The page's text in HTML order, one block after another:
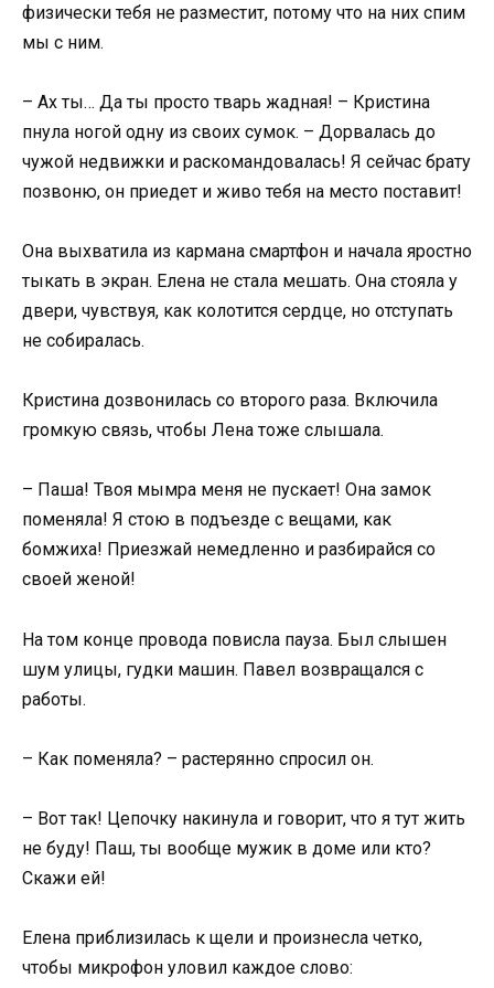
физически тебя не разместит, потому что на них спим
мы с ним.
– Ах ты… Да ты просто тварь жадная! – Кристина
пнула ногой одну из своих сумок. – Дорвалась до
чужой недвижки и раскомандовалась! Я сейчас брату
позвоню, он приедет и живо тебя на место поставит!
Она выхватила из кармана смартфон и начала яростно
тыкать в экран. Елена не стала мешать. Она стояла у
двери, чувствуя, как колотится сердце, но отступать
не собиралась.
Кристина дозвонилась со второго раза. Включила
громкую связь, чтобы Лена тоже слышала.
– Паша! Твоя мымра меня не пускает! Она замок
поменяла! Я стою в подъезде с вещами, как
бомжиха! Приезжай немедленно и разбирайся со
своей женой!
На том конце провода повисла пауза. Был слышен
шум улицы, гудки машин. Павел возвращался с
работы.
– Как поменяла? – растерянно спросил он.
– Вот так! Цепочку накинула и говорит, что я тут жить
не буду! Паш, ты вообще мужик в доме или кто?
Скажи ей!
Елена приблизилась к щели и произнесла четко,
чтобы микрофон уловил каждое слово: